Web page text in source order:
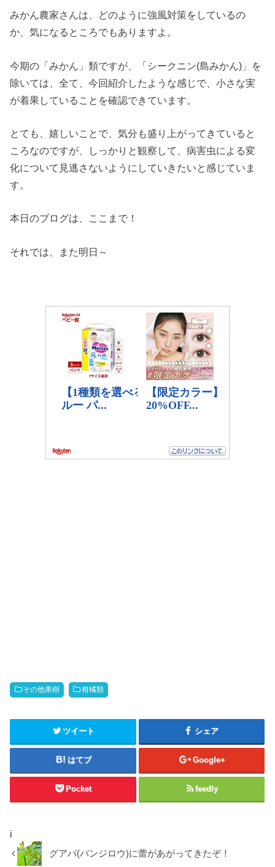
みかん農家さんは、どのように強風対策をしているの
か、気になるところでもありますよ。
今期の「みかん」類ですが、「シークニン(島みかん)」を
除いては、全て、今回紹介したような感じで、小さな実
が着果していることを確認できています。
とても、嬉しいことで、気分も盛り上がってきていると
ころなのですが、しっかりと観察して、病害虫による変
化について見逃さないようにしていきたいと感じていま
す。
本日のブログは、ここまで！
それでは、また明日～
その他果樹 柑橘類
ツイート シェア
はてブ Google+
Pocket feedly
i
グアバ(バンジロウ)に蕾があがってきたぞ！